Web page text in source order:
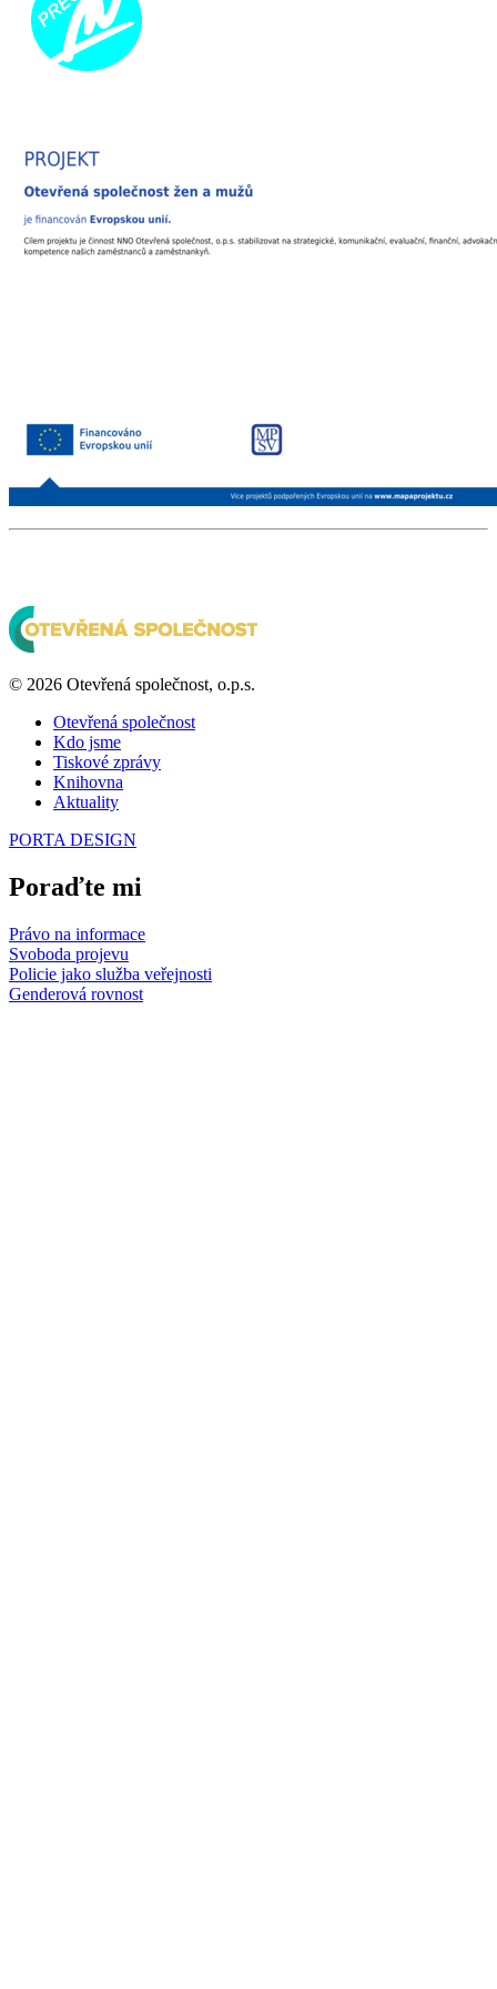
© 2026 Otevřená společnost, o.p.s.
Otevřená společnost
Kdo jsme
Tiskové zprávy
Knihovna
Aktuality
PORTA DESIGN
Poraďte mi
Právo na informace
Svoboda projevu
Policie jako služba veřejnosti
Genderová rovnost